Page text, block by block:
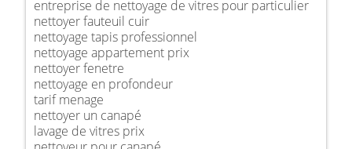
entreprise de nettoyage de vitres pour particulier
nettoyer fauteuil cuir
nettoyage tapis professionnel
nettoyage appartement prix
nettoyer fenetre
nettoyage en profondeur
tarif menage
nettoyer un canapé
lavage de vitres prix